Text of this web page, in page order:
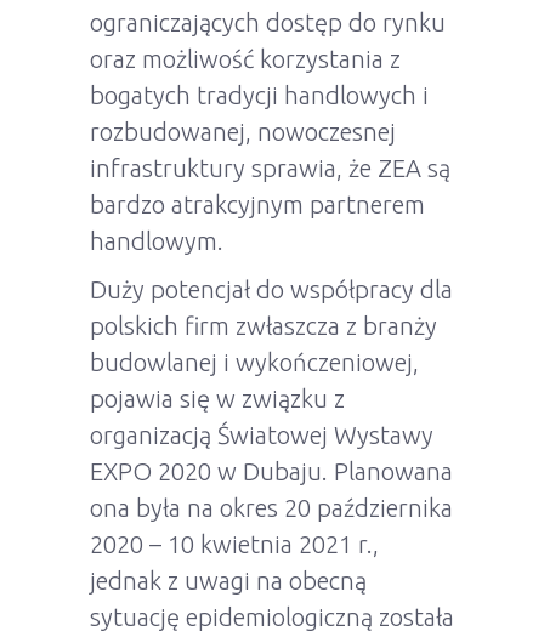
ograniczających dostęp do rynku
oraz możliwość korzystania z
bogatych tradycji handlowych i
rozbudowanej, nowoczesnej
infrastruktury sprawia, że ZEA są
bardzo atrakcyjnym partnerem
handlowym.
Duży potencjał do współpracy dla
polskich firm zwłaszcza z branży
budowlanej i wykończeniowej,
pojawia się w związku z
organizacją Światowej Wystawy
EXPO 2020 w Dubaju. Planowana
ona była na okres 20 października
2020 – 10 kwietnia 2021 r.,
jednak z uwagi na obecną
sytuację epidemiologiczną została